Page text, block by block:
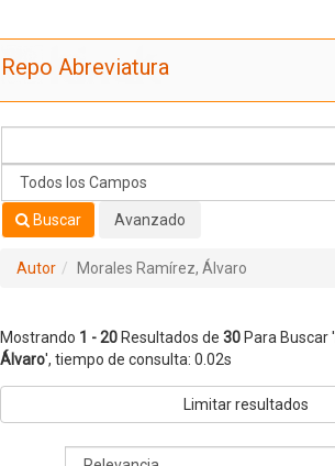
Álvaro'
Repo Abreviatura
Buscar Avanzado
Autor Morales Ramírez, Álvaro
Mostrando 1 - 20 Resultados de 30 Para Buscar '
Álvaro', tiempo de consulta: 0.02s
Limitar resultados